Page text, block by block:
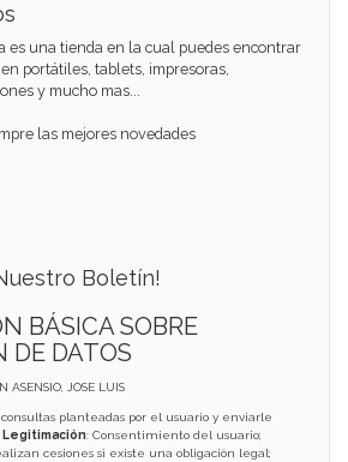
es una tienda en la cual puedes encontrar
portátiles, tablets, impresoras,
y mucho mas...
las mejores novedades
Boletín!
BÁSICA SOBRE
DE DATOS
ASENSIO, JOSE LUIS
consultas planteadas por el usuario y enviarle
Legitimación: Consentimiento del usuario;
cesiones si existe una obligación legal;